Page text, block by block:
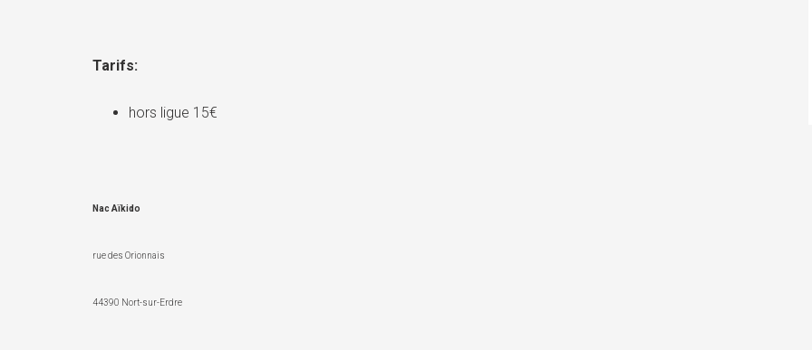
Tarifs:
hors ligue 15€
Nac Aïkido
rue des Orionnais
44390 Nort-sur-Erdre